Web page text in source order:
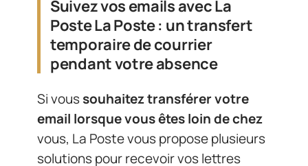
Suivez vos emails avec La
Poste La Poste : un transfert
temporaire de courrier
pendant votre absence
Si voussouhaitez transférer votre
email lorsque vous êtes loin de chez
vous, La Poste vous propose plusieurs
solutions pour recevoir vos lettres